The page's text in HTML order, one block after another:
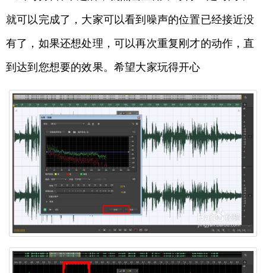
就可以完成了，大家可以看到噪声的位置已经接近没
有了，如果还想处理，可以再次重复刚才的动作，直
到达到您想要的效果。希望大家玩得开心